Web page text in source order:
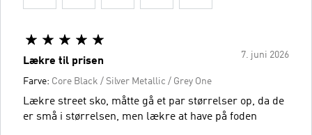
7. juni 2026
Lækre til prisen
Farve: Core Black / Silver Metallic / Grey One
Lækre street sko, måtte gå et par størrelser op, da de
er små i størrelsen, men lækre at have på foden